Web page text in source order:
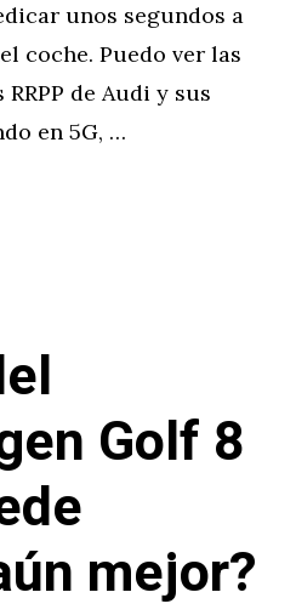
unos segundos a
coche. Puedo ver las
de Audi y sus
en 5G, …
Golf 8
mejor?